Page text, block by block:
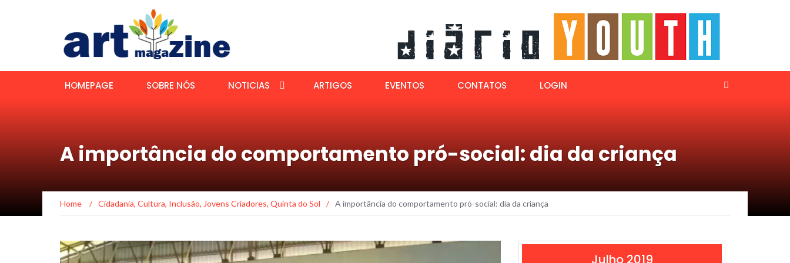
HOMEPAGE SOBRE NÓS NOTICIAS ARTIGOS EVENTOS CONTATOS LOGIN
A importância do comportamento pró-social: dia da criança
Home / Cidadania, Cultura, Inclusão, Jovens Criadores, Quinta do Sol / A importância do comportamento pró-social: dia da criança